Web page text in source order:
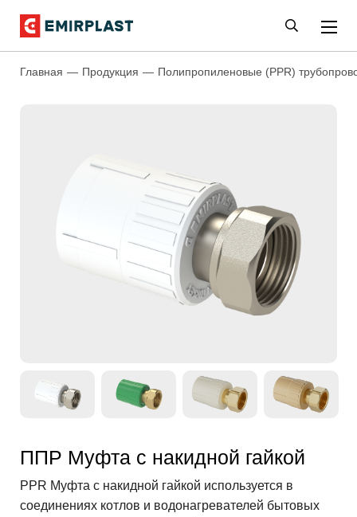
Главная Продукция Полипропиленовые (PPR)
ППР Муфта с накидной гайкой
PPR Муфта с накидной гайкой используется в
соединениях котлов и водонагревателей бытовых